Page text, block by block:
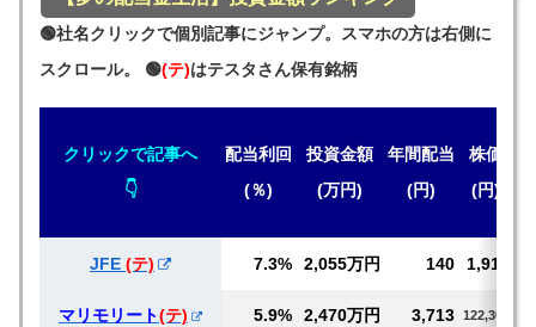
🟢社名クリックで個別記事にジャンプ。スマホの方は右側に
スクロール。 🟢(テ)はテスタさん保有銘柄
クリックで記事へ
👇
配当利回
(％)
投資金額
(万円)
年間配当
(円)
株価
(円)
JFE (テ) 7.3% 2,055万円 140 1,917
マリモリート(テ) 5.9% 2,470万円 3,713 122,300